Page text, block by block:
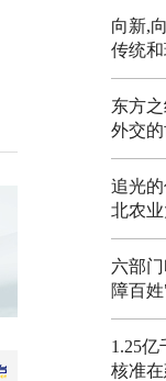
向新,
传统
东方
外交
追光
北农
六部
障百
1.25
核准